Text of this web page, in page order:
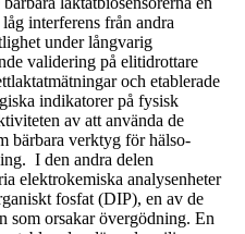
interferens från andra
under långvarig
validering på elitidrottare
och etablerade
indikatorer på fysisk
av att använda de
bärbara verktyg för hälso-
I den andra delen
elektrokemiska analysenheter
fosfat (DIP), en av de
som orsakar övergödning. En